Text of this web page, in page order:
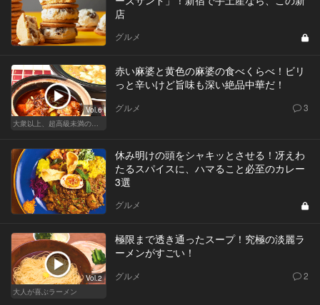
店
グルメ
Vol.6
大衆以上、超高級未満の絶品中華
赤い麻婆と黄色の麻婆の食べくらべ！ビリ
っと辛いけど旨味も深い絶品中華だ！
グルメ 3
休み明けの頭をシャキッとさせる！冴えわ
たるスパイスに、ハマること必至のカレー
3選
グルメ
Vol.2
大人が喜ぶラーメン
極限まで透き通ったスープ！究極の淡麗ラ
ーメンがすごい！
グルメ 2